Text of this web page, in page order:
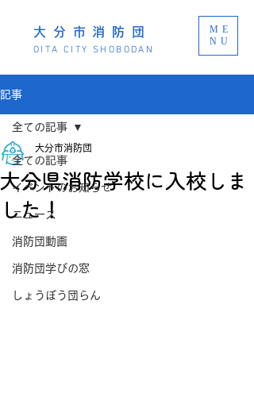
大分市消防団
OITA CITY SHOBODAN
ME
NU
記事
全ての記事
イベントのお知らせ
ニュース
消防団動画
消防団学びの窓
しょうぼう団らん
全ての記事
大分県消防学校に入校しま
した！
大分市消防団